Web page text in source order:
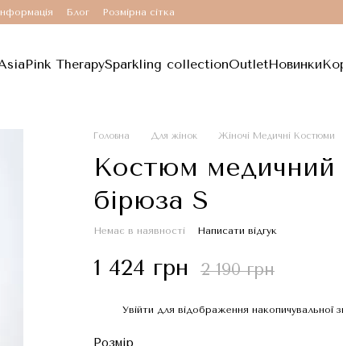
Блог Розмірна сітка
Pink TherapySparkling collectionOutletНовинки
Головна Для жінок Жіночі Медичні Костюми
Костюм медичний
бірюза S
Немає в наявності Написати відгук
1 424 грн 2 190 грн
Увійти для відображення накопичувальної
Розмір